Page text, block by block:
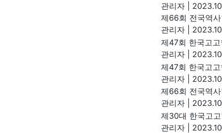
관리자
제66회 전국역
관리자
제47회 한국고
관리자
제47회 한국고
관리자
제66회 전국역
관리자
제30대 한국고
관리자